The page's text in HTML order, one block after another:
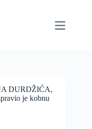
DURDŽIĆA,
je kobnu